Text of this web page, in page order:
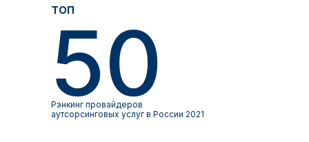
50
топ
Рэнкинг провайдеров
аутсорсинговых услуг в России 2021